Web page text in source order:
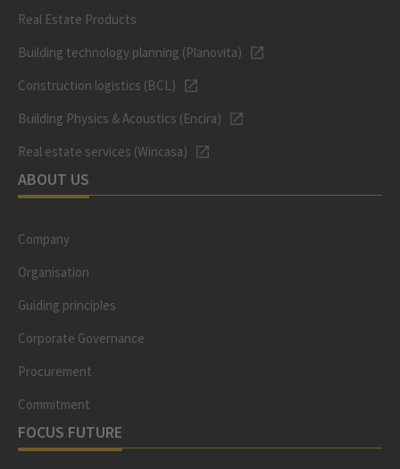
Real Estate Products
Building technology planning (Planovita)
Construction logistics (BCL)
Building Physics & Acoustics (Encira)
Real estate services (Wincasa)
ABOUT US
Company
Organisation
Guiding principles
Corporate Governance
Procurement
Commitment
FOCUS FUTURE